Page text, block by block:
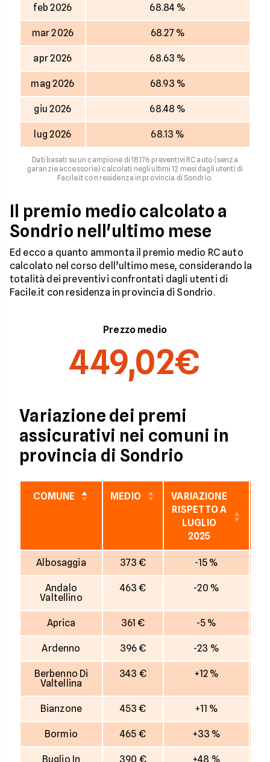
feb 2026 68.84 %
mar 2026 68.27 %
apr 2026 68.63 %
mag 2026 68.93 %
giu 2026 68.48 %
lug 2026 68.13 %
Dati basati su un campione di 18.176 preventivi RC auto (senza
garanzie accessorie) calcolati negli ultimi 12 mesi dagli utenti di
Facile.it con residenza in provincia di Sondrio.
Il premio medio calcolato a
Sondrio nell'ultimo mese
Ed ecco a quanto ammonta il premio medio RC auto
calcolato nel corso dell’ultimo mese, considerando la
totalità dei preventivi confrontati dagli utenti di
Facile.it con residenza in provincia di Sondrio.
Prezzo medio
449,02€
Variazione dei premi
assicurativi nei comuni in
provincia di Sondrio
COMUNE MEDIO
VARIAZIONE
RISPETTO A
LUGLIO
2025
Albosaggia 373 € -15 %
Andalo
Valtellino
463 € -20 %
Aprica 361 € -5 %
Ardenno 396 € -23 %
Berbenno Di
Valtellina
343 € +12 %
Bianzone 453 € +11 %
Bormio 465 € +33 %
Buglio In 390 € +48 %